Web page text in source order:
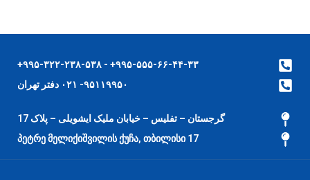
۹۹۵-۵۵۵-۶۶-۴۴-۳۳+ - ۹۹۵-۳۲۲-۲۳۸-۵۳۸+
۹۵۱۱۹۹۵۰- ۰۲۱ دفتر تهران
گرجستان – تفلیس – خیابان ملیک ایشویلی – پلاک 17
17 პეტრე მელიქიშვილის ქუჩა, თბილისი